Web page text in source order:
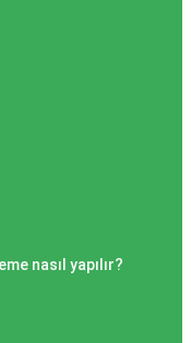
nasıl yapılır?